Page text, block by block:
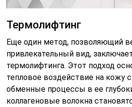
Термолифтинг
Еще один метод, позволяющий
привлекательный вид,
термолифтинга. Этот подход
тепловое воздействие на кожу
обменные процессы в ее
коллагеновые волокна